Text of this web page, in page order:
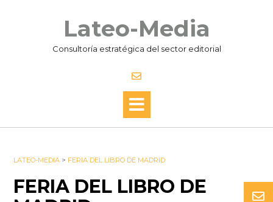
Lateo-Media
Consultoría estratégica del sector editorial
LATEO-MEDIA > FERIA DEL LIBRO DE MADRID
FERIA DEL LIBRO DE